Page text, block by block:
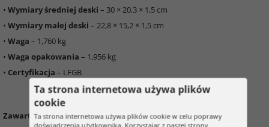
• Wymiary średniej deski – 30 × 20,3 × 1,5 cm
• Wymiary małej deski – 22,8 × 15,2 × 1,5 cm
• Waga – 1,760 kg
• Waga opakowania – 1,956 kg
• Certyfikacja – LFGB
Zawartość opakowania:
Ta strona internetowa używa plików
cookie
Ta strona internetowa używa plików cookie w celu poprawy
doświadczenia użytkownika. Korzystając z naszej strony